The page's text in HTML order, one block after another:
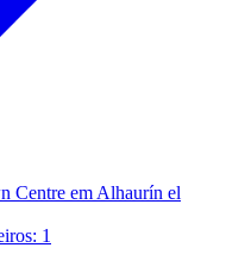
Centre em Alhaurín el
1